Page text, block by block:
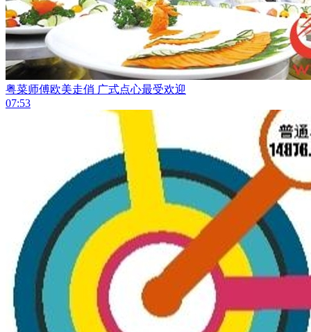
粤菜师傅欧美走俏 广式点心最受欢迎
07:53